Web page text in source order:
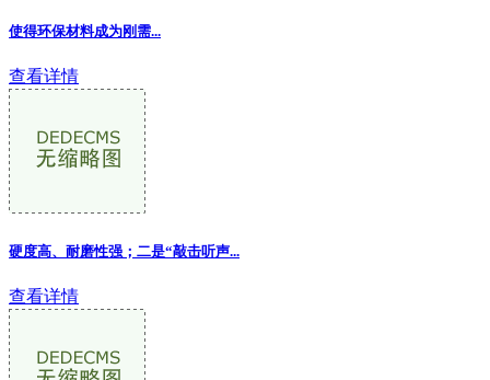
使得环保材料成为刚需...
查看详情
硬度高、耐磨性强；二是“敲击听声...
查看详情